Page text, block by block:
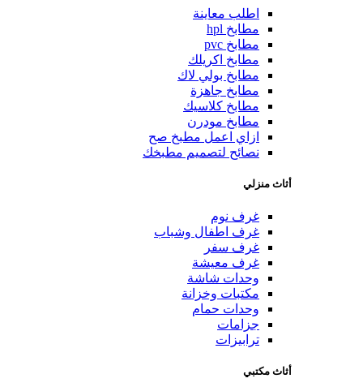
اطلب معاينة
مطابخ hpl
مطابخ pvc
مطابخ اكريلك
مطابخ بولي لاك
مطابخ جاهزة
مطابخ كلاسيك
مطابخ مودرن
ازاي اعمل مطبخ صح
نصائح لتصميم مطبخك
أثاث منزلي
غرف نوم
غرف اطفال وشباب
غرف سفر
غرف معيشة
وحدات شاشة
مكتبات وخزانة
وحدات حمام
جزامات
ترابيزات
أثاث مكتبي